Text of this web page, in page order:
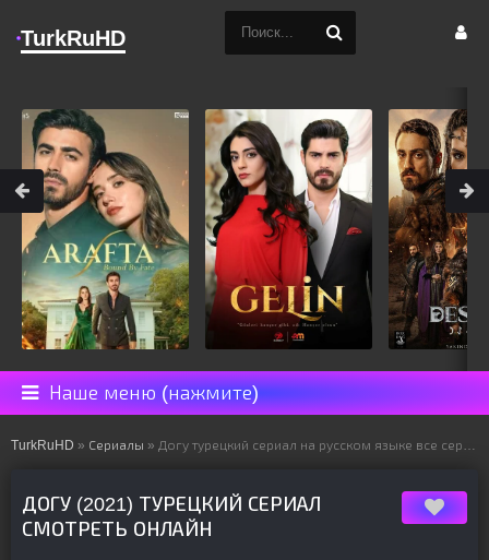
Наше меню (нажмите)
TurkRuHD » Сериалы » Догу турецкий сериал на русском языке все серии смотреть онлайн бесплатно подряд
ДОГУ (2021) ТУРЕЦКИЙ СЕРИАЛ
СМОТРЕТЬ ОНЛАЙН
TurkRuHD